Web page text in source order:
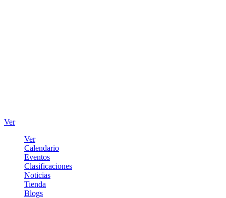
Ver
Ver
Calendario
Eventos
Clasificaciones
Noticias
Tienda
Blogs